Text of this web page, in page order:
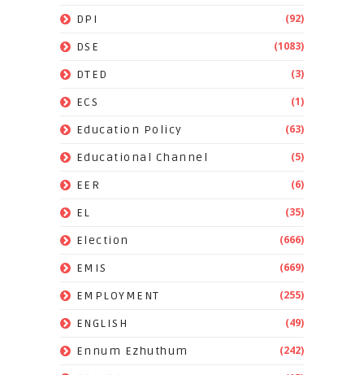
DPI (92)
DSE (1083)
DTED (3)
ECS (1)
Education Policy (63)
Educational Channel (5)
EER (6)
EL (35)
Election (666)
EMIS (669)
EMPLOYMENT (255)
ENGLISH (49)
Ennum Ezhuthum (242)